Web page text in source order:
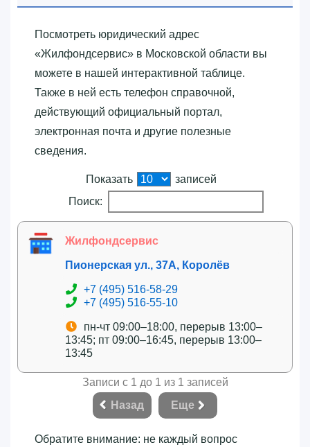
Посмотреть юридический адрес
«‎Жилфондсервис»‎ в Московской области вы
можете в нашей интерактивной таблице.
Также в ней есть телефон справочной,
действующий официальный портал,
электронная почта и другие полезные
сведения.
Показать
записей
Поиск:
Жилфондсервис
Пионерская ул., 37А, Королёв
+7 (495) 516-58-29
+7 (495) 516-55-10
пн-чт 09:00–18:00, перерыв 13:00–
13:45; пт 09:00–16:45, перерыв 13:00–
13:45
Записи с 1 до 1 из 1 записей
Назад
Еще
Обратите внимание: не каждый вопрос